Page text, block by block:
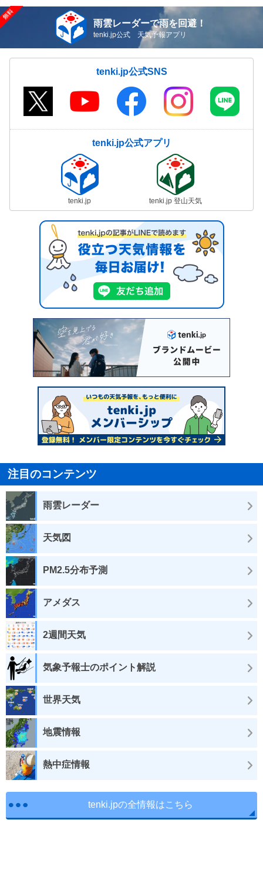
雨雲レーダーで雨を回避！
tenki.jp公式 天気予報アプリ
tenki.jp公式SNS
tenki.jp公式アプリ
tenki.jp tenki.jp 登山天気
注目のコンテンツ
雨雲レーダー
天気図
PM2.5分布予測
アメダス
2週間天気
気象予報士のポイント解説
世界天気
地震情報
熱中症情報
tenki.jpの全情報はこちら